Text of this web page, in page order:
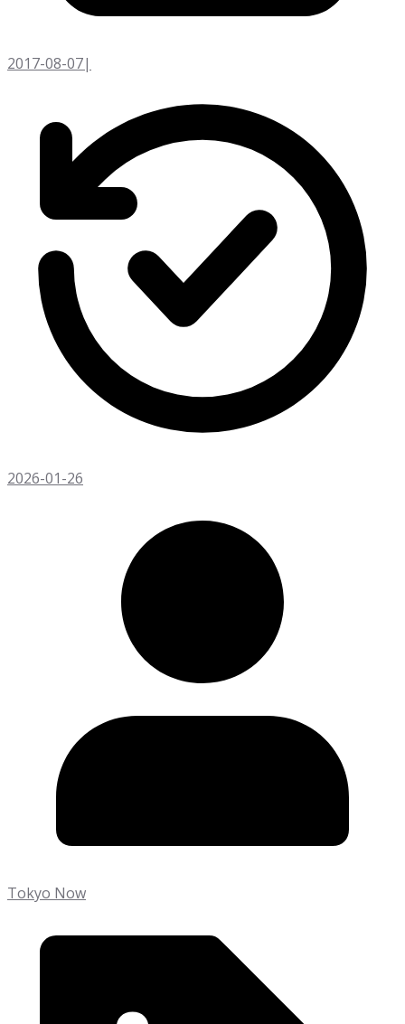
2017-08-07|
2026-01-26
Tokyo Now